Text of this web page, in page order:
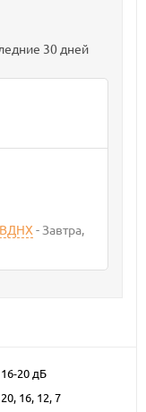
30 дней
Завтра
16-20 дБ
20, 16, 12, 7